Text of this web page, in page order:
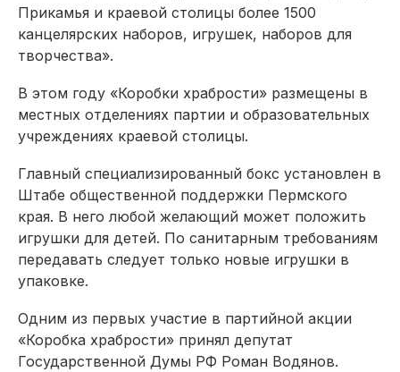
Прикамья и краевой столицы более 1500
канцелярских наборов, игрушек, наборов для
творчества».
В этом году «Коробки храбрости» размещены в
местных отделениях партии и образовательных
учреждениях краевой столицы.
Главный специализированный бокс установлен в
Штабе общественной поддержки Пермского
края. В него любой желающий может положить
игрушки для детей. По санитарным требованиям
передавать следует только новые игрушки в
упаковке.
Одним из первых участие в партийной акции
«Коробка храбрости» принял депутат
Государственной Думы РФ Роман Водянов.